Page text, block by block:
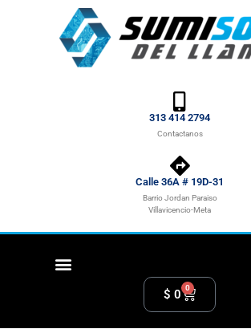
313 414 2794
Contactanos
Calle 36A # 19D-31
Barrio Jordan Paraiso
Villavicencio-Meta
$ 0 0